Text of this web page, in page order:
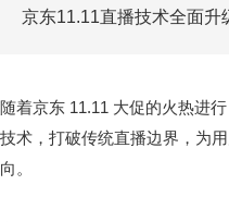
京东11.11直播技术全面
随着京东 11.11 大促的火热进
技术，打破传统直播边界，为
向。